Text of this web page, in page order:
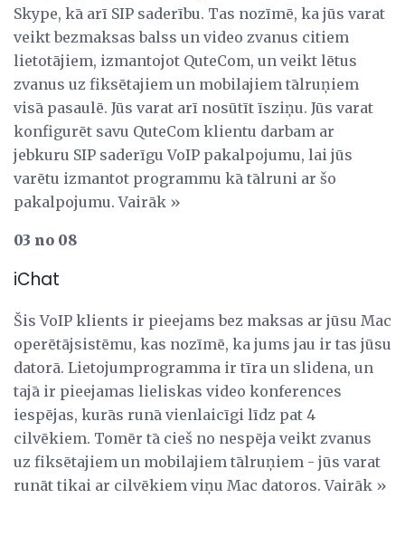
Skype, kā arī SIP saderību. Tas nozīmē, ka jūs varat
veikt bezmaksas balss un video zvanus citiem
lietotājiem, izmantojot QuteCom, un veikt lētus
zvanus uz fiksētajiem un mobilajiem tālruņiem
visā pasaulē. Jūs varat arī nosūtīt īsziņu. Jūs varat
konfigurēt savu QuteCom klientu darbam ar
jebkuru SIP saderīgu VoIP pakalpojumu, lai jūs
varētu izmantot programmu kā tālruni ar šo
pakalpojumu. Vairāk »
03 no 08
iChat
Šis VoIP klients ir pieejams bez maksas ar jūsu Mac
operētājsistēmu, kas nozīmē, ka jums jau ir tas jūsu
datorā. Lietojumprogramma ir tīra un slidena, un
tajā ir pieejamas lieliskas video konferences
iespējas, kurās runā vienlaicīgi līdz pat 4
cilvēkiem. Tomēr tā cieš no nespēja veikt zvanus
uz fiksētajiem un mobilajiem tālruņiem - jūs varat
runāt tikai ar cilvēkiem viņu Mac datoros. Vairāk »